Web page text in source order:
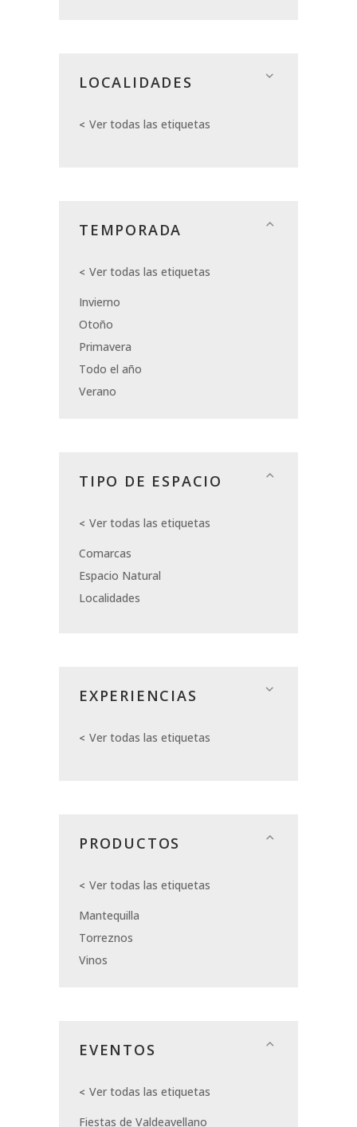
LOCALIDADES
Ver todas las etiquetas
TEMPORADA
Ver todas las etiquetas
Invierno
Otoño
Primavera
Todo el año
Verano
TIPO DE ESPACIO
Ver todas las etiquetas
Comarcas
Espacio Natural
Localidades
EXPERIENCIAS
Ver todas las etiquetas
PRODUCTOS
Ver todas las etiquetas
Mantequilla
Torreznos
Vinos
EVENTOS
Ver todas las etiquetas
Fiestas de Valdeavellano